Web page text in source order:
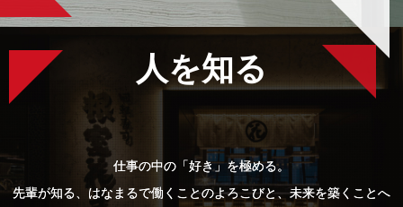
人を知る
仕事の中の「好き」を極める。
先輩が知る、はなまるで働くことのよろこびと、未来を築くことへ